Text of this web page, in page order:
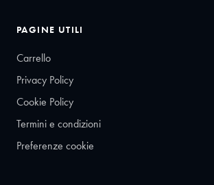
PAGINE UTILI
Carrello
Privacy Policy
Cookie Policy
Termini e condizioni
Preferenze cookie